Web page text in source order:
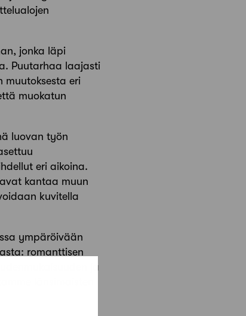
jonka läpi
Puutarhaa laajasti
eri
muokatun
luovan työn
eri aikoina.
kantaa muun
kuvitella
ympäröivään
romanttisen
ja
länsimaisten